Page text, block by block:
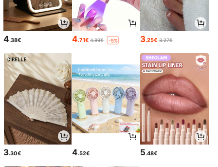
4.38€ 4.71€ 4.99€ -5% 3.25€ 3.27€
3.30€ 4.52€ 5.48€